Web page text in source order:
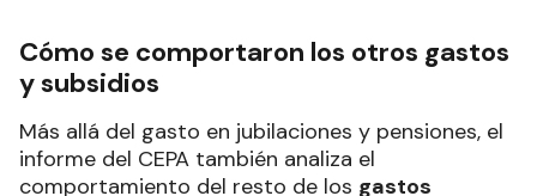
Cómo se comportaron los otros gastos
y subsidios
Más allá del gasto en jubilaciones y pensiones, el
informe del CEPA también analiza el
comportamiento del resto de los gastos